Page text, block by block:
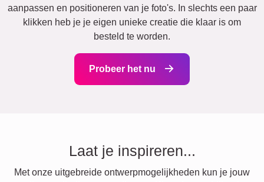
aanpassen en positioneren van je foto's. In slechts een paar
klikken heb je je eigen unieke creatie die klaar is om
besteld te worden.
Probeer het nu
Laat je inspireren...
Met onze uitgebreide ontwerpmogelijkheden kun je jouw